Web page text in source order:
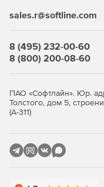
sales.r@softline.com
8 (495) 232-00-60
8 (800) 200-08-60
ПАО «Софтлайн». Юр.
Толстого, дом 5,
(А-311)